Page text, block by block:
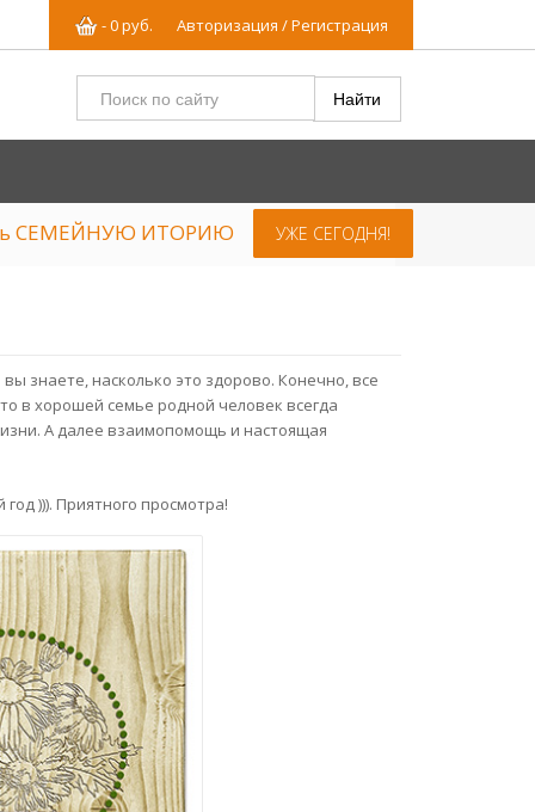
Авторизация / Регистрация
-0руб.
СЕМЕЙНУЮ ИТОРИЮ УЖЕ СЕГОДНЯ!
знаете, насколько это здорово. Конечно, все
в хорошей семье родной человек всегда
А далее взаимопомощь и настоящая
))). Приятного просмотра!